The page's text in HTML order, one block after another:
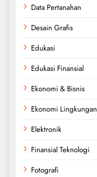
Data Pertanahan
Desain Grafis
Edukasi
Edukasi Finansial
Ekonomi & Bisnis
Ekonomi Lingkungan
Elektronik
Finansial Teknologi
Fotografi